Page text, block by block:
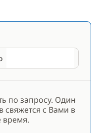
по запросу. Один
свяжется с Вами в